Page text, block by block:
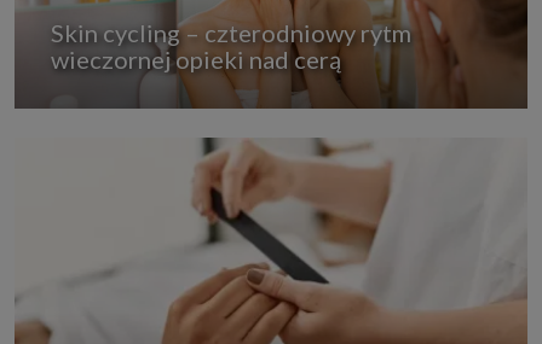
Skin cycling – czterodniowy rytm
wieczornej opieki nad cerą